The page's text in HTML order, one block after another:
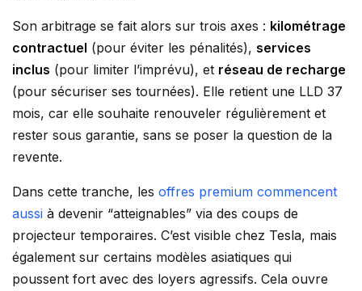
Son arbitrage se fait alors sur trois axes : kilométrage
contractuel (pour éviter les pénalités), services
inclus (pour limiter l’imprévu), et réseau de recharge
(pour sécuriser ses tournées). Elle retient une LLD 37
mois, car elle souhaite renouveler régulièrement et
rester sous garantie, sans se poser la question de la
revente.
Dans cette tranche, les offres premium commencent
aussià devenir “atteignables” via des coups de
projecteur temporaires. C’est visible chez Tesla, mais
également sur certains modèles asiatiques qui
poussent fort avec des loyers agressifs. Cela ouvre